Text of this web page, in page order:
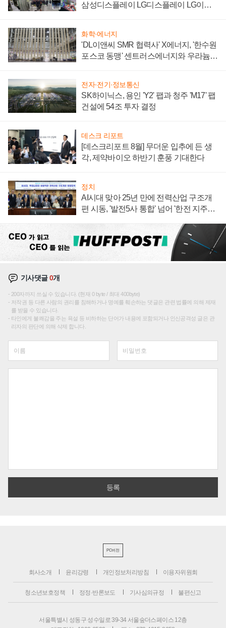
삼성디스플레이 LG디스플레이 LG이노
화학·에너지
'DL이앤씨 SMR 협력사' X에너지, '한수원
포스코 동맹' 센트러스에너지와 우라늄
전자·전기·정보통신
SK하이닉스, 용인 'Y2' 팹과 청주 'M17' 팹
건설에 54조 투자 결정
데스크 리포트
[데스크리포트 8월] 무더운 입추에 든 생
각, 제약바이오 하반기 훈풍 기대한다
정치
AI시대 맞아 25년 만에 전력산업 구조개
편 시동, '발전5사 통합' 넘어 '한전 지주사'
기사댓글0개
200자까지 쓰실 수 있습니다. (현재 0 byte / 최대 400byte)
저작권 등 다른 사람의 권리를 침해하거나 명예를 훼손하는 댓글은 관련 법률에 의해 제재
를 받을 수 있습니다.
타인에게 불쾌감을 주는 욕설 등 비하하는 단어가 내용에 포함되거나 인신공격성 글은 관
리자의 판단에 의해 삭제 합니다.
PC버전
회사소개 윤리강령 개인정보처리방침 이용자위원회
청소년보호정책 정정·반론보도 기사심의규정 불편신고
서울특별시 성동구 성수일로 39-34 서울숲더스페이스 12층